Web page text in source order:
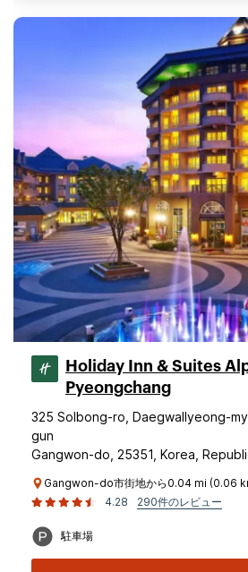
Holiday Inn & Suites
Pyeongchang
325 Solbong-ro, Daegwallyeong-
gun
Gangwon-do, 25351, Korea,
Gangwon-do市街地から0.04 mi (0.06
4.28
290件のレビュー
駐車場